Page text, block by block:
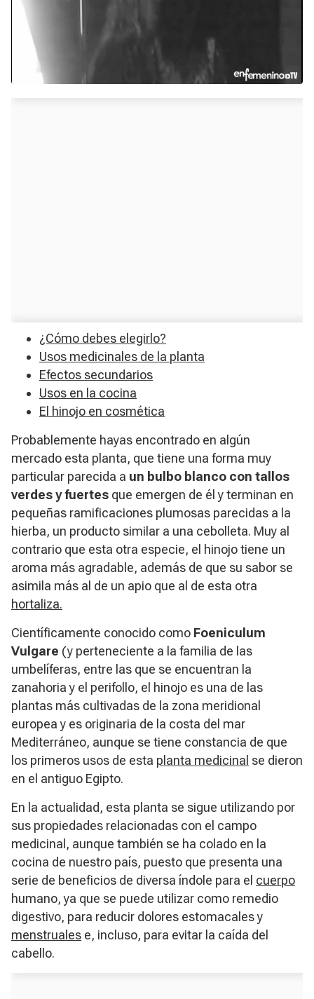
¿Cómo debes elegirlo?
Usos medicinales de la planta
Efectos secundarios
Usos en la cocina
El hinojo en cosmética
Probablemente hayas encontrado en algún
mercado esta planta, que tiene una forma muy
particular parecida a un bulbo blanco con tallos
verdes y fuertes que emergen de él y terminan en
pequeñas ramificaciones plumosas parecidas a la
hierba, un producto similar a una cebolleta. Muy al
contrario que esta otra especie, el hinojo tiene un
aroma más agradable, además de que su sabor se
asimila más al de un apio que al de esta otra
hortaliza.
Científicamente conocido como Foeniculum
Vulgare (y perteneciente a la familia de las
umbelíferas, entre las que se encuentran la
zanahoria y el perifollo, el hinojo es una de las
plantas más cultivadas de la zona meridional
europea y es originaria de la costa del mar
Mediterráneo, aunque se tiene constancia de que
los primeros usos de esta planta medicinal se dieron
en el antiguo Egipto.
En la actualidad, esta planta se sigue utilizando por
sus propiedades relacionadas con el campo
medicinal, aunque también se ha colado en la
cocina de nuestro país, puesto que presenta una
serie de beneficios de diversa índole para el cuerpo
humano, ya que se puede utilizar como remedio
digestivo, para reducir dolores estomacales y
menstruales e, incluso, para evitar la caída del
cabello.